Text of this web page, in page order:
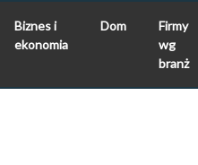
Biznes i
ekonomia
Dom
Firmy
wg
branż